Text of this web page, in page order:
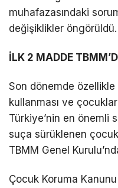
muhafazasındaki
değişiklikler öngörüldü.
İLK 2 MADDE
Son dönemde
kullanması ve
Türkiye’nin en önemli
suça sürüklenen
TBMM Genel
Çocuk Koruma